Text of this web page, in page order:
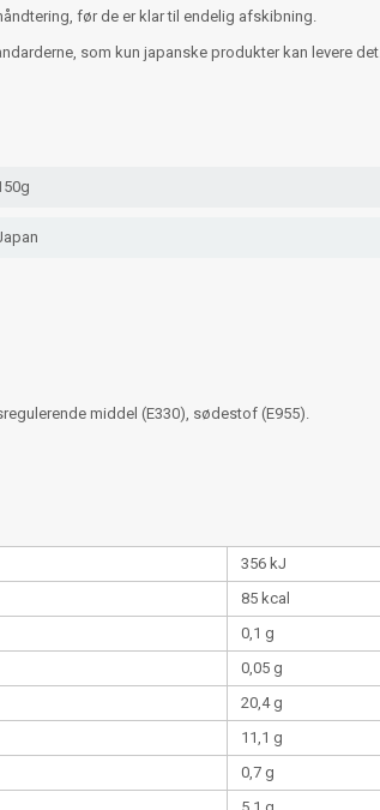
før de er klar til endelig afskibning.
som kun japanske produkter kan levere det.
middel (E330), sødestof (E955).
356 kJ
85 kcal
0,1 g
0,05 g
20,4 g
11,1 g
0,7 g